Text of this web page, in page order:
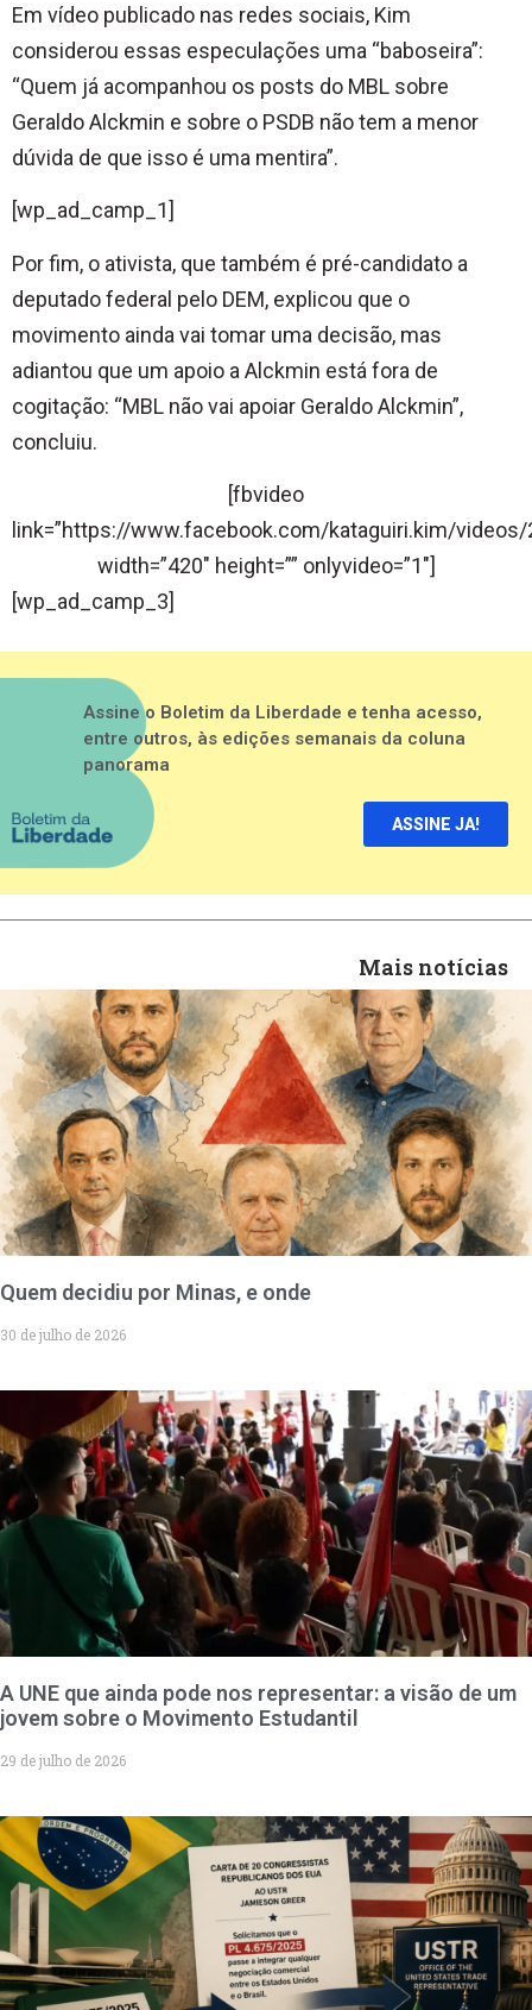
Em vídeo publicado nas redes sociais, Kim
considerou essas especulações uma “baboseira”:
“Quem já acompanhou os posts do MBL sobre
Geraldo Alckmin e sobre o PSDB não tem a menor
dúvida de que isso é uma mentira”.
[wp_ad_camp_1]
Por fim, o ativista, que também é pré-candidato a
deputado federal pelo DEM, explicou que o
movimento ainda vai tomar uma decisão, mas
adiantou que um apoio a Alckmin está fora de
cogitação: “MBL não vai apoiar Geraldo Alckmin”,
concluiu.
[fbvideo
link=”https://www.facebook.com/kataguiri.kim/
width=”420″ height=”” onlyvideo=”1″]
[wp_ad_camp_3]
Assine o Boletim da Liberdade e tenha acesso,
entre outros, às edições semanais da coluna
panorama
ASSINE JA!
Mais notícias
Quem decidiu por Minas, e onde
30 de julho de 2026
A UNE que ainda pode nos representar: a visão de um
jovem sobre o Movimento Estudantil
29 de julho de 2026